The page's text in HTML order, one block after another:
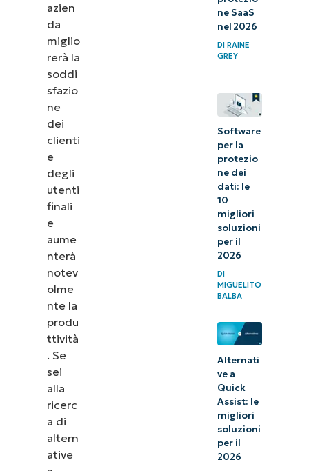
azien
da
miglio
rerà la
soddi
sfazio
ne
dei
clienti
e
degli
utenti
finali
e
aume
nterà
notev
olme
nte la
produ
ttività
. Se
sei
alla
ricerc
a di
altern
ative
ne SaaS
nel 2026
DIRAINE
GREY
Software
per la
protezio
ne dei
dati: le
10
migliori
soluzioni
per il
2026
DI
MIGUELITO
BALBA
Alternati
ve a
Quick
Assist: le
migliori
soluzioni
per il
2026